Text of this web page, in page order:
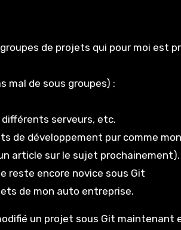
de projets qui pour moi est
mal de sous groupes) :
serveurs, etc.
de développement pur comme
article sur le sujet prochainement).
reste encore novice sous Git
de mon auto entreprise.
un projet sous Git maintenant